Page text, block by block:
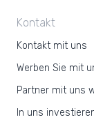
Kontakt
Kontakt mit uns
Werben Sie mit
Partner mit uns
In uns